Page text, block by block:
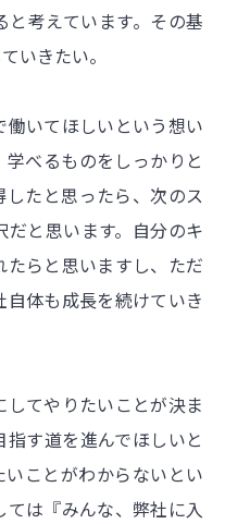
考えています。その基
いきたい。
いてほしいという想い
べるものをしっかりと
たと思ったら、次のス
と思います。自分のキ
らと思いますし、ただ
体も成長を続けていき
てやりたいことが決ま
す道を進んでほしいと
ことがわからないとい
は『みんな、弊社に入